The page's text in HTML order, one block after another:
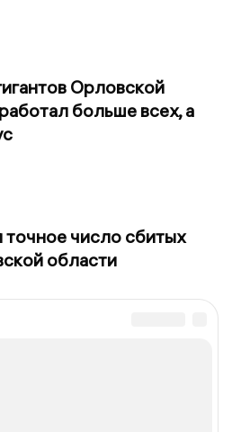
Орловской
больше всех, а
точное число сбитых
области